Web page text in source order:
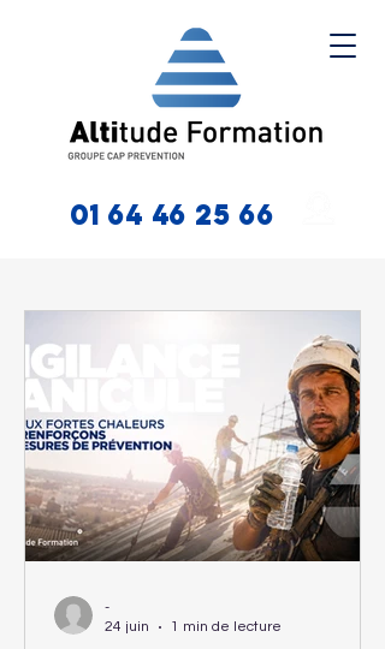
01 64 46 25 66
-
24 juin
1 min de lecture